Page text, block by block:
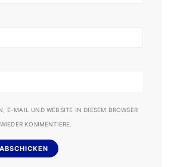
E-MAIL UND WEBSITE IN DIESEM BROWSER
KOMMENTIERE.